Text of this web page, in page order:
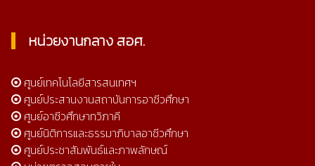
หน่วยงานกลาง สอศ.
ศูนย์เทคโนโลยีสารสนเทศฯ
ศูนย์ประสานงานสถาบันการอาชีวศึกษา
ศูนย์อาชีวศึกษาทวิภาคี
ศูนย์นิติการและธรรมาภิบาลอาชีวศึกษา
ศูนย์ประชาสัมพันธ์และภาพลักษณ์